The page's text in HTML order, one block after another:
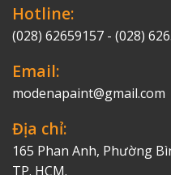
Hotline:
(028) 62659157 - (028)
Email:
modenapaint@gmail.com
Địa chỉ:
165 Phan Anh, Phường
TP. HCM.